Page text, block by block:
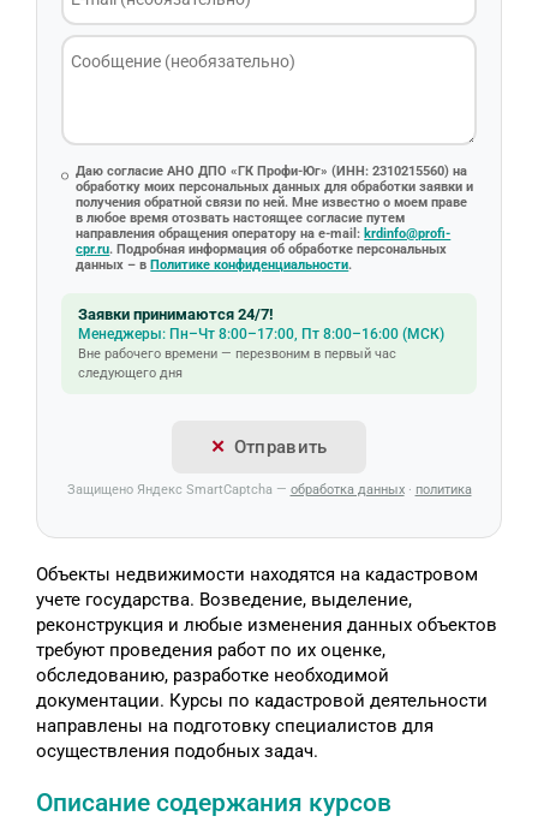
Даю согласие АНО ДПО «ГК Профи-Юг» (ИНН: 2310215560) на
обработку моих персональных данных для обработки заявки и
получения обратной связи по ней. Мне известно о моем праве
в любое время отозвать настоящее согласие путем
направления обращения оператору на e-mail: krdinfo@profi-
cpr.ru. Подробная информация об обработке персональных
данных – вПолитике конфиденциальности.
Заявки принимаются 24/7!
Менеджеры: Пн–Чт 8:00–17:00, Пт 8:00–16:00 (МСК)
Вне рабочего времени — перезвоним в первый час
следующего дня
Отправить
Защищено Яндекс SmartCaptcha — обработка данных· политика
Объекты недвижимости находятся на кадастровом
учете государства. Возведение, выделение,
реконструкция и любые изменения данных объектов
требуют проведения работ по их оценке,
обследованию, разработке необходимой
документации. Курсы по кадастровой деятельности
направлены на подготовку специалистов для
осуществления подобных задач.
Описание содержания курсов